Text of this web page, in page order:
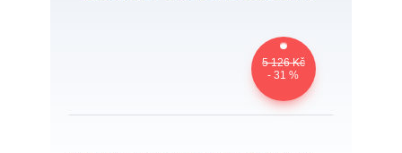
5 126 Kč
- 31 %